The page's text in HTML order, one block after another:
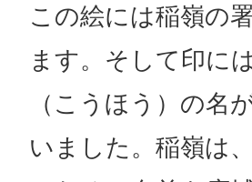
この絵には稲嶺の
ます。そして印に
（こうほう）の名
いました。稲嶺は